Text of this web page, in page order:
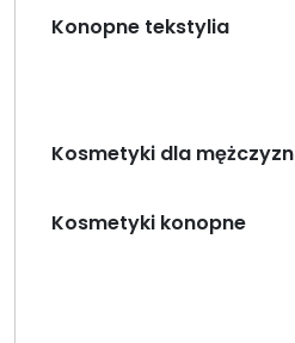
Konopne tekstylia
Kosmetyki dla mężczyzn
Kosmetyki konopne